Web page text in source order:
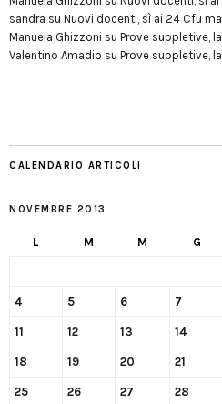
sandra su Nuovi docenti, sì ai 24 Cfu
Manuela Ghizzoni su Prove suppletive,
Valentino Amadio su Prove suppletive,
CALENDARIO ARTICOLI
NOVEMBRE 2013
L M M G
4 5 6 7
11 12 13 14
18 19 20 21
25 26 27 28